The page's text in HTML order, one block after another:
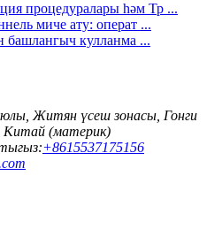
процедуралары һәм Тр ...
миче ату: операт ...
башлангыч кулланма ...
Житян үсеш зонасы, Гонги
Китай (материк)
+8615537175156